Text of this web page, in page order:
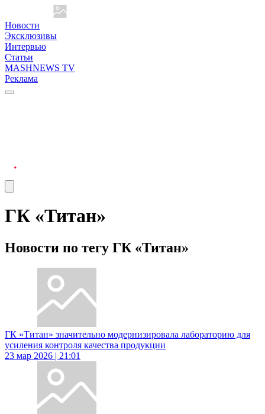
Новости
Эксклюзивы
Интервью
Статьи
MASHNEWS TV
Реклама
ГК «Титан»
Новости по тегу ГК «Титан»
ГК «Титан» значительно модернизировала лабораторию для
усиления контроля качества продукции
23 мар 2026 | 21:01